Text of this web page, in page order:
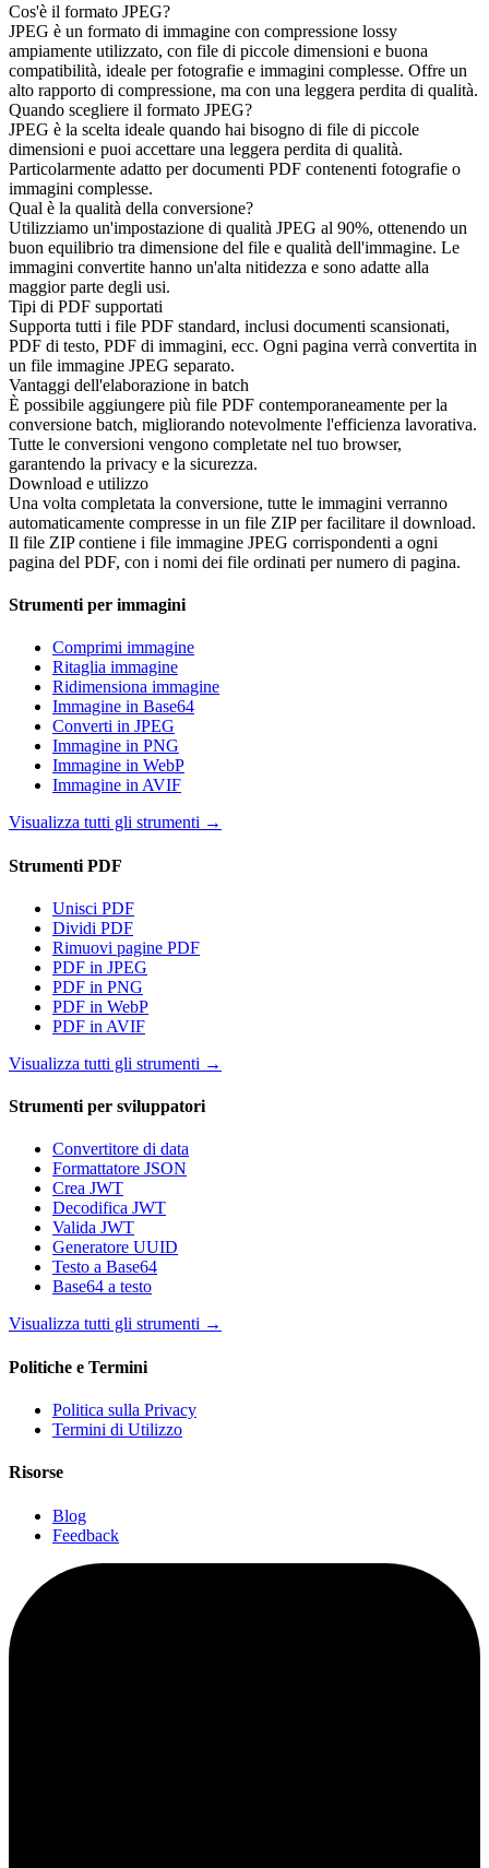
Cos'è il formato JPEG?
JPEG è un formato di immagine con compressione lossy
ampiamente utilizzato, con file di piccole dimensioni e buona
compatibilità, ideale per fotografie e immagini complesse. Offre un
alto rapporto di compressione, ma con una leggera perdita di qualità.
Quando scegliere il formato JPEG?
JPEG è la scelta ideale quando hai bisogno di file di piccole
dimensioni e puoi accettare una leggera perdita di qualità.
Particolarmente adatto per documenti PDF contenenti fotografie o
immagini complesse.
Qual è la qualità della conversione?
Utilizziamo un'impostazione di qualità JPEG al 90%, ottenendo un
buon equilibrio tra dimensione del file e qualità dell'immagine. Le
immagini convertite hanno un'alta nitidezza e sono adatte alla
maggior parte degli usi.
Tipi di PDF supportati
Supporta tutti i file PDF standard, inclusi documenti scansionati,
PDF di testo, PDF di immagini, ecc. Ogni pagina verrà convertita in
un file immagine JPEG separato.
Vantaggi dell'elaborazione in batch
È possibile aggiungere più file PDF contemporaneamente per la
conversione batch, migliorando notevolmente l'efficienza lavorativa.
Tutte le conversioni vengono completate nel tuo browser,
garantendo la privacy e la sicurezza.
Download e utilizzo
Una volta completata la conversione, tutte le immagini verranno
automaticamente compresse in un file ZIP per facilitare il download.
Il file ZIP contiene i file immagine JPEG corrispondenti a ogni
pagina del PDF, con i nomi dei file ordinati per numero di pagina.
Strumenti per immagini
Comprimi immagine
Ritaglia immagine
Ridimensiona immagine
Immagine in Base64
Converti in JPEG
Immagine in PNG
Immagine in WebP
Immagine in AVIF
Visualizza tutti gli strumenti →
Strumenti PDF
Unisci PDF
Dividi PDF
Rimuovi pagine PDF
PDF in JPEG
PDF in PNG
PDF in WebP
PDF in AVIF
Visualizza tutti gli strumenti →
Strumenti per sviluppatori
Convertitore di data
Formattatore JSON
Crea JWT
Decodifica JWT
Valida JWT
Generatore UUID
Testo a Base64
Base64 a testo
Visualizza tutti gli strumenti →
Politiche e Termini
Politica sulla Privacy
Termini di Utilizzo
Risorse
Blog
Feedback